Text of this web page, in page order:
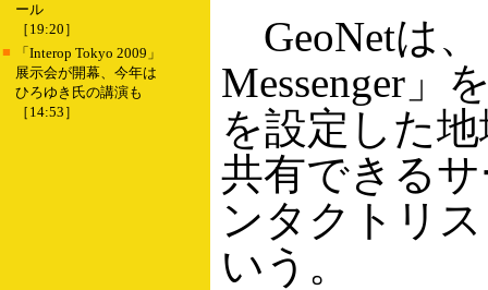
ール
［19:20］
■
「Interop Tokyo 2009」
展示会が開幕、今年は
ひろゆき氏の講演も
［14:53］
GeoNetは、
Messenger」
を設定した
共有できる
ンタクトリ
いう。